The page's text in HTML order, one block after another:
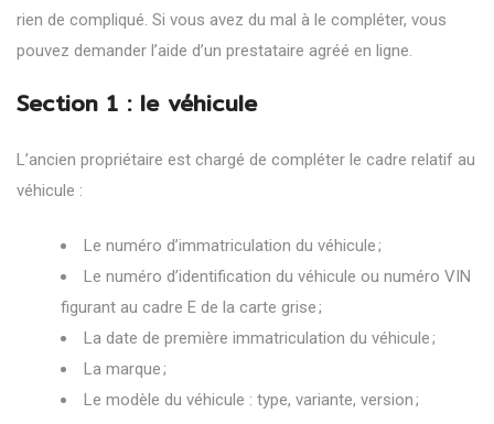
rien de compliqué. Si vous avez du mal à le compléter, vous
pouvez demander l’aide d’un prestataire agréé en ligne.
Section 1 : le véhicule
L’ancien propriétaire est chargé de compléter le cadre relatif au
véhicule :
Le numéro d’immatriculation du véhicule ;
Le numéro d’identification du véhicule ou numéro VIN
figurant au cadre E de la carte grise ;
La date de première immatriculation du véhicule ;
La marque ;
Le modèle du véhicule : type, variante, version ;